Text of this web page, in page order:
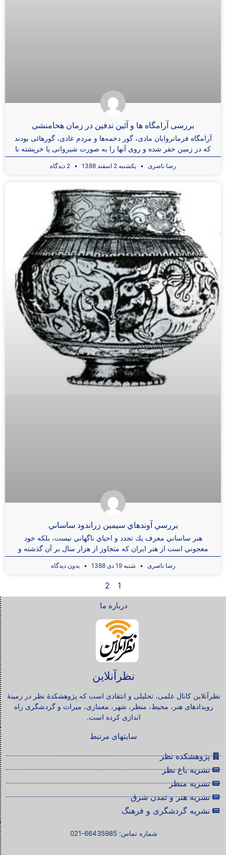
بررسی آرامگاه ها و آئین تدفین در زمان هخامنشی
آرامگاه فرمانروایان مادی، گور دخمه‌ها و مردم عادی، گورهائی بودند
که در زمین حفر شده و روی آنها را به صورت شیروانی یا خرپشته با
رضا ناصری یکشنبه 2 اسفند 1388
بررسي آوندهاي سيمين زراندود ساساني
هنر ساساني معرف يك تجدد و احياي ناگهاني نيست، بلكه خود
معجوني است از هنر ايران كه متجاوز از هزار سال بر آن گذشته و
رضا ناصری شنبه 19 دی 1388 بدون دیدگاه
1
2
درباره ما
نظرآنلاین
نظرآنلاین کانال علمی، تحلیلی و انتقادی است که پژوهشکدۀ نظر در زمینۀ
رویدادهای هنر، محیط، منظر، شهر، معماری، میراث و گردشگری راه
اندازی کرده است.
سایتهای مرتبط
پژوهشکده نظر
نشریه باغ نظر
نشریه منظر
نشریه هنر و تمدن شرق
نشریه گردشگری و فرهنگ
شماره تماس: 66435985-021